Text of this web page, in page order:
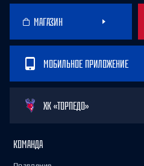
МАГАЗИН
МОБИЛЬНОЕ ПРИЛОЖЕНИЕ
ХК «ТОРПЕДО»
КОМАНДА